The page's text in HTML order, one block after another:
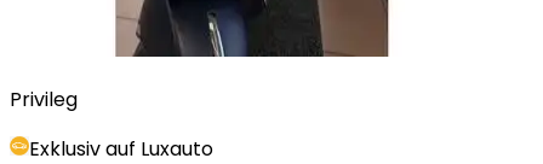
Privileg
Exklusiv auf Luxauto